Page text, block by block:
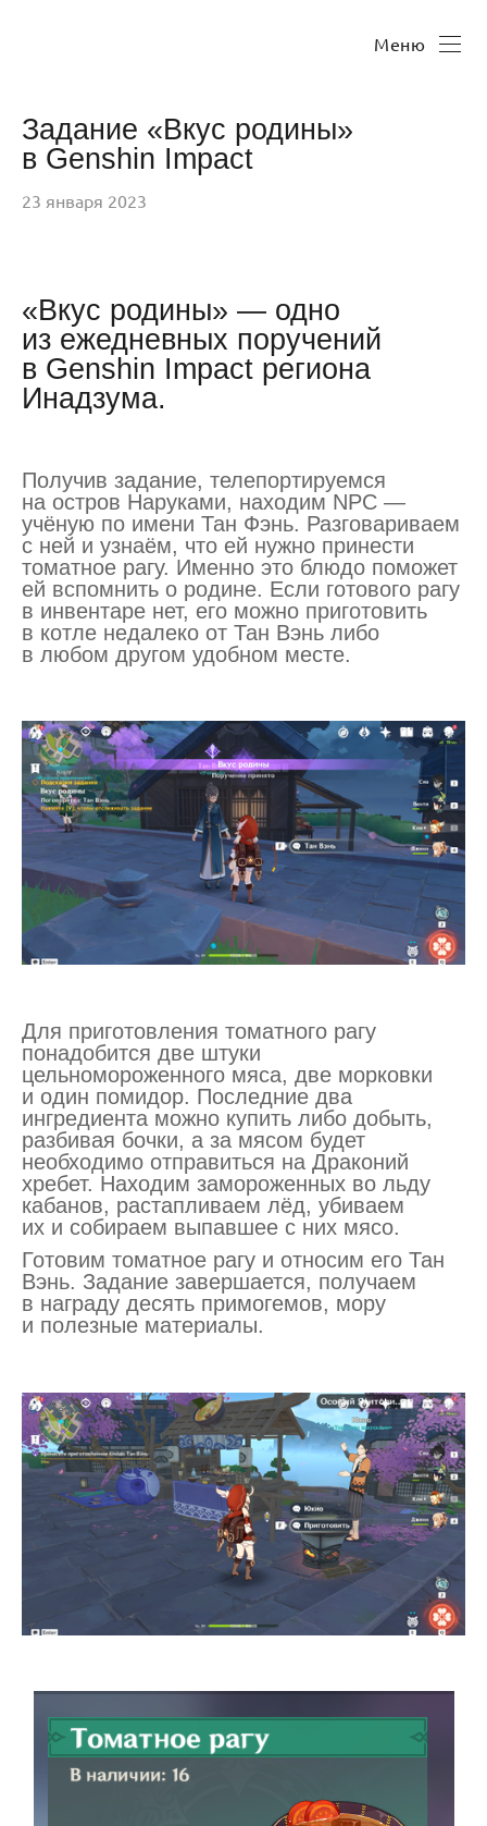
Меню
Задание «Вкус родины»
в Genshin Impact
23 января 2023
«Вкус родины» — одно
из ежедневных поручений
в Genshin Impact региона
Инадзума.
Получив задание, телепортируемся
на остров Наруками, находим NPC —
учёную по имени Тан Фэнь. Разговариваем
с ней и узнаём, что ей нужно принести
томатное рагу. Именно это блюдо поможет
ей вспомнить о родине. Если готового рагу
в инвентаре нет, его можно приготовить
в котле недалеко от Тан Вэнь либо
в любом другом удобном месте.
Для приготовления томатного рагу
понадобится две штуки
цельномороженного мяса, две морковки
и один помидор. Последние два
ингредиента можно купить либо добыть,
разбивая бочки, а за мясом будет
необходимо отправиться на Драконий
хребет. Находим замороженных во льду
кабанов, растапливаем лёд, убиваем
их и собираем выпавшее с них мясо.
Готовим томатное рагу и относим его Тан
Вэнь. Задание завершается, получаем
в награду десять примогемов, мору
и полезные материалы.